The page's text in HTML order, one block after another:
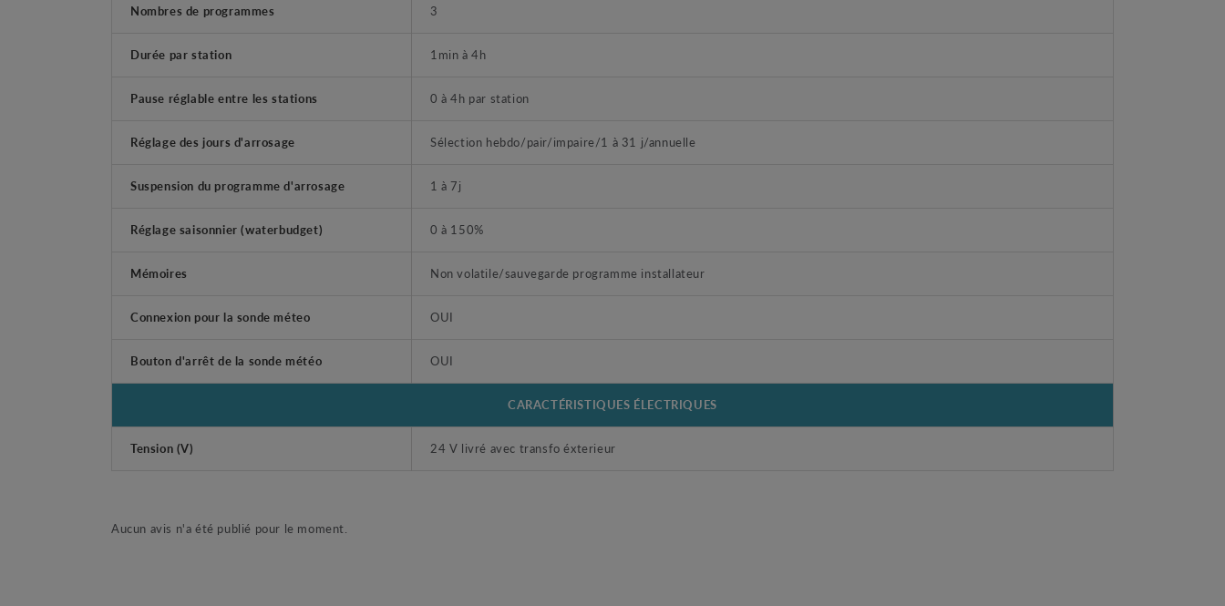
Nombres de programmes 3
Durée par station 1min à 4h
Pause réglable entre les stations 0 à 4h par station
Réglage des jours d'arrosage Sélection hebdo/pair/impaire/1 à 31 j/annuelle
Suspension du programme d'arrosage 1 à 7j
Réglage saisonnier (waterbudget) 0 à 150%
Mémoires Non volatile/sauvegarde programme installateur
Connexion pour la sonde méteo OUI
Bouton d'arrêt de la sonde météo OUI
CARACTÉRISTIQUES ÉLECTRIQUES
Tension (V) 24 V livré avec transfo éxterieur
Aucun avis n'a été publié pour le moment.